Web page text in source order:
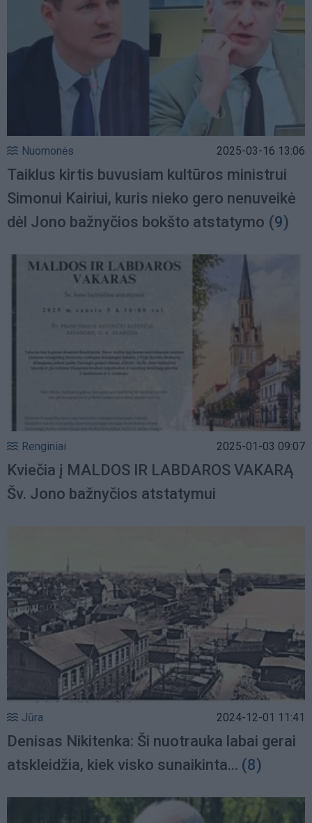
Nuomonės 2025-03-16 13:06
Taiklus kirtis buvusiam kultūros ministrui
Simonui Kairiui, kuris nieko gero nenuveikė
dėl Jono bažnyčios bokšto atstatymo (9)
Renginiai 2025-01-03 09:07
Kviečia į MALDOS IR LABDAROS VAKARĄ
Šv. Jono bažnyčios atstatymui
Jūra 2024-12-01 11:41
Denisas Nikitenka: Ši nuotrauka labai gerai
atskleidžia, kiek visko sunaikinta... (8)